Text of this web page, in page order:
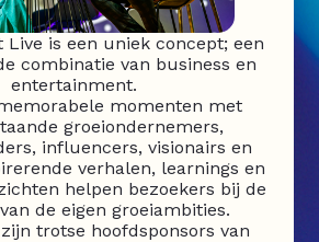
Live is een uniek concept; een
combinatie van business en
entertainment.
momenten met
groeiondernemers,
influencers, visionairs en
verhalen, learnings en
helpen bezoekers bij de
de eigen groeiambities.
zijn trotse hoofdsponsors van